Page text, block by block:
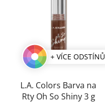
+ VÍCE ODSTÍNŮ
L.A. Colors Barva na
Rty Oh So Shiny 3 g